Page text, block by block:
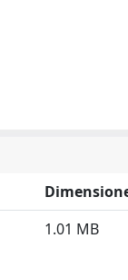
1.01 MB